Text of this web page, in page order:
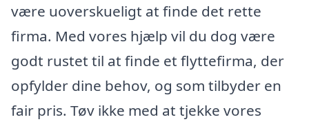
være uoverskueligt at finde det rette
firma. Med vores hjælp vil du dog være
godt rustet til at finde et flyttefirma, der
opfylder dine behov, og som tilbyder en
fair pris. Tøv ikke med at tjekke vores